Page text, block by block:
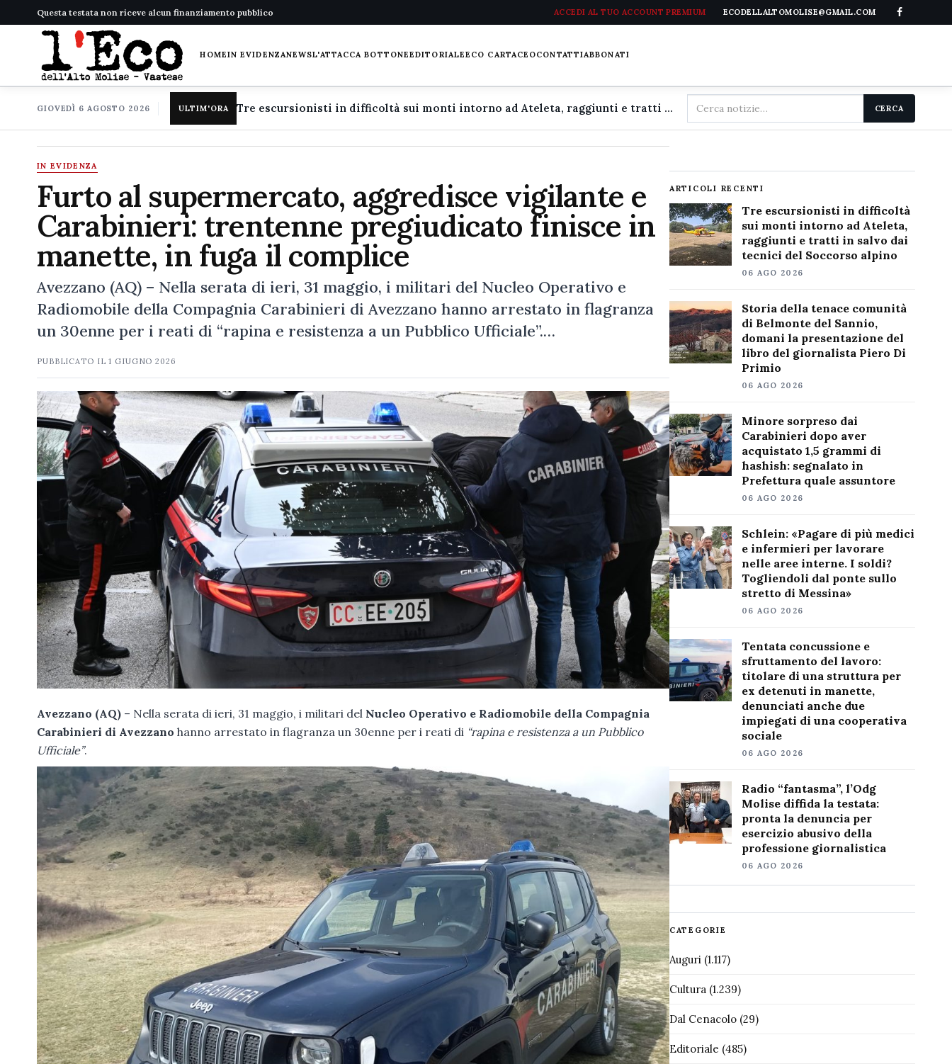
Questa testata non riceve alcun finanziamento pubblico ACCEDI AL TUO ACCOUNT PREMIUM ECODELLALTOMOLISE@GMAIL.COM
HOMEIN EVIDENZANEWSL'ATTACCA BOTTONEEDITORIALEECO CARTACEOCONTATTIABBONATI
GIOVEDÌ 6 AGOSTO 2026 ULTIM'ORA Tre escursionisti in difficoltà sui monti intorno ad Ateleta, raggiunti e tratti in salvo dai tecnici del Soccorso alpino
Cerca
nel
CERCA
IN EVIDENZA
Furto al supermercato, aggredisce vigilante e
Carabinieri: trentenne pregiudicato finisce in
manette, in fuga il complice
Avezzano (AQ) – Nella serata di ieri, 31 maggio, i militari del Nucleo Operativo e
Radiomobile della Compagnia Carabinieri di Avezzano hanno arrestato in flagranza
un 30enne per i reati di “rapina e resistenza a un Pubblico Ufficiale”.…
PUBBLICATO IL1 GIUGNO 2026
Avezzano (AQ) – Nella serata di ieri, 31 maggio, i militari del Nucleo Operativo e Radiomobile della Compagnia
Carabinieri di Avezzano hanno arrestato in flagranza un 30enne per i reati di “rapina e resistenza a un Pubblico
Ufficiale”.
ARTICOLI RECENTI
Tre escursionisti in difficoltà
sui monti intorno ad Ateleta,
raggiunti e tratti in salvo dai
tecnici del Soccorso alpino
06 AGO 2026
Storia della tenace comunità
di Belmonte del Sannio,
domani la presentazione del
libro del giornalista Piero Di
Primio
06 AGO 2026
Minore sorpreso dai
Carabinieri dopo aver
acquistato 1,5 grammi di
hashish: segnalato in
Prefettura quale assuntore
06 AGO 2026
Schlein: «Pagare di più medici
e infermieri per lavorare
nelle aree interne. I soldi?
Togliendoli dal ponte sullo
stretto di Messina»
06 AGO 2026
Tentata concussione e
sfruttamento del lavoro:
titolare di una struttura per
ex detenuti in manette,
denunciati anche due
impiegati di una cooperativa
sociale
06 AGO 2026
Radio “fantasma”, l’Odg
Molise diffida la testata:
pronta la denuncia per
esercizio abusivo della
professione giornalistica
06 AGO 2026
CATEGORIE
Auguri(1.117)
Cultura(1.239)
Dal Cenacolo(29)
Editoriale (485)